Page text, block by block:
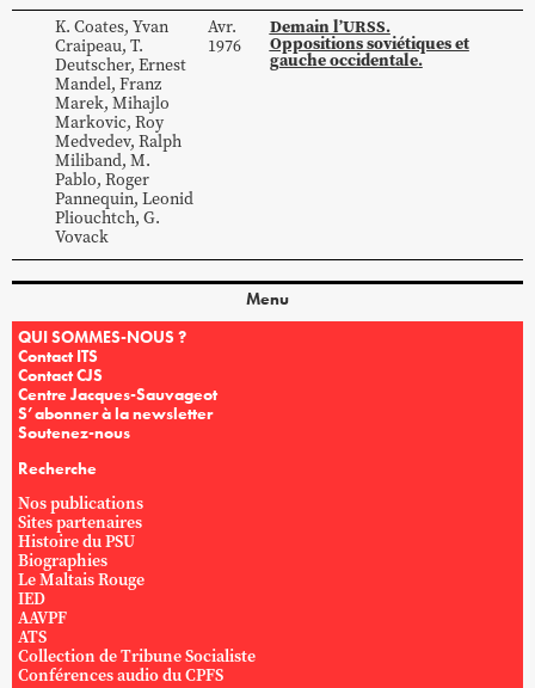
K. Coates, Yvan
Craipeau, T.
Deutscher, Ernest
Mandel, Franz
Marek, Mihajlo
Markovic, Roy
Medvedev, Ralph
Miliband, M.
Pablo, Roger
Pannequin, Leonid
Pliouchtch, G.
Vovack
Avr.
1976
Demain l’URSS.
Oppositions soviétiques et
gauche occidentale.
Menu
QUI SOMMES-NOUS ?
Contact ITS
Contact CJS
Centre Jacques-Sauvageot
S’abonner à la newsletter
Soutenez-nous
Recherche
Nos publications
Sites partenaires
Histoire du PSU
Biographies
Le Maltais Rouge
IED
AAVPF
ATS
Collection de Tribune Socialiste
Conférences audio du CPFS